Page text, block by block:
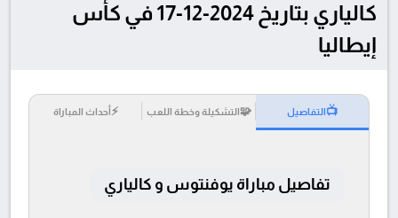
كالياري بتاريخ 2024-12-17 في كأس
إيطاليا
📺التفاصيل 🧩التشكيلة وخطة اللعب ⚡أحداث المباراة
تفاصيل مباراة يوفنتوس و كالياري